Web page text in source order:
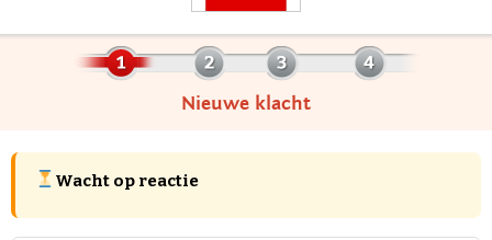
Nieuwe klacht
Wacht op reactie